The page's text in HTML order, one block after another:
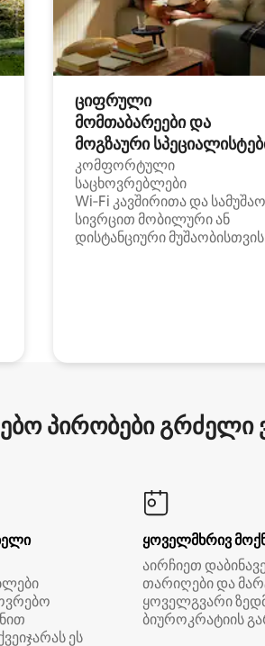
ციფრული
მომთაბარეები და
მოგზაური
კომფორტული
საცხოვრებლები
Wi‑Fi კავშირითა და სამუშაო
სივრცით მობილური ან
დისტანციური
პირობები გრძელი
ეს
ყოველმხრივ
აირჩიეთ
თარიღები და
ყოველგვარი
ბიუროკრატიის